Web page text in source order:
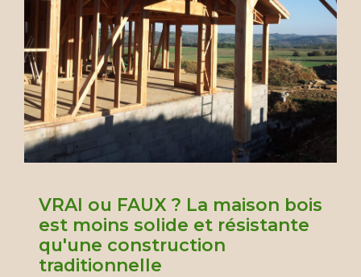
VRAI ou FAUX ? La maison bois
est moins solide et résistante
qu'une construction
traditionnelle